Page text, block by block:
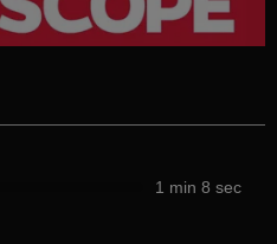
1 min 8 sec